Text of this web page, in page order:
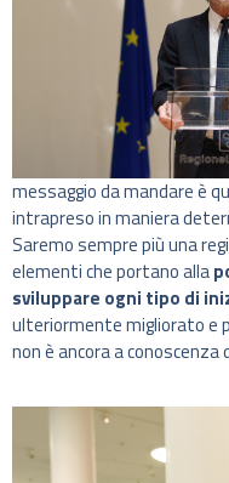
messaggio da mandare è
intrapreso in maniera
Saremo sempre più una
elementi che portano alla
sviluppare ogni tipo di
ulteriormente migliorato e
non è ancora a